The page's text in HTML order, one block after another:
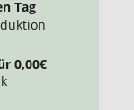
Tag
0,00€